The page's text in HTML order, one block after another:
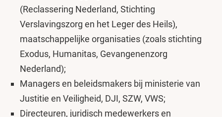
(Reclassering Nederland, Stichting
Verslavingszorg en het Leger des Heils),
maatschappelijke organisaties (zoals stichting
Exodus, Humanitas, Gevangenenzorg
Nederland);
Managers en beleidsmakers bij ministerie van
Justitie en Veiligheid, DJI, SZW, VWS;
Directeuren, juridisch medewerkers en